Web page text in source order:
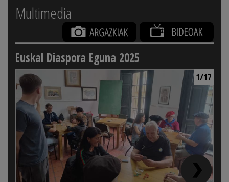
Multimedia
Euskal Diaspora Eguna 2025
1/17